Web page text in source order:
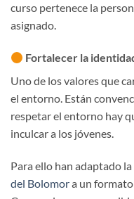
curso pertenece la
asignado.
Fortalecer la
Uno de los valores que
el entorno. Están
respetar el entorno hay
inculcar a los jóvenes.
Para ello han adaptado
del Bolomora un